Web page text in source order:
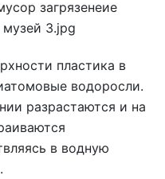
пластика в
водоросли.
разрастаются и на
в водную